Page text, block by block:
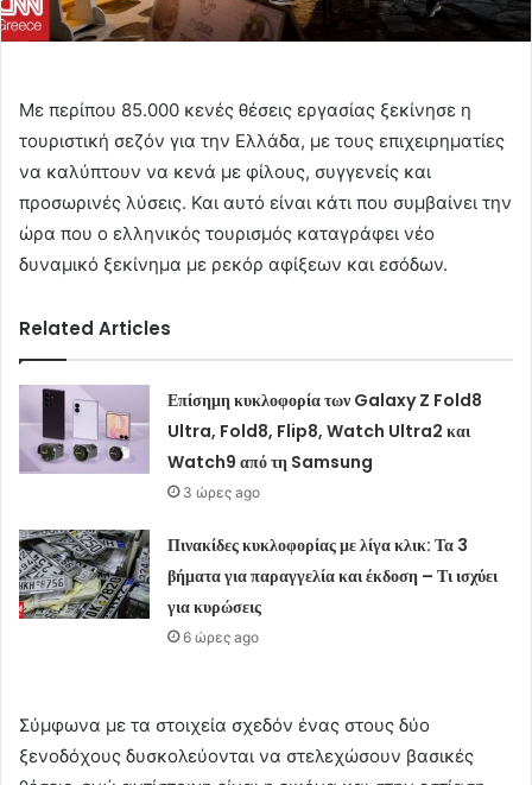
Με περίπου 85.000 κενές θέσεις εργασίας ξεκίνησε η
τουριστική σεζόν για την Ελλάδα, με τους επιχειρηματίες
να καλύπτουν να κενά με φίλους, συγγενείς και
προσωρινές λύσεις. Και αυτό είναι κάτι που συμβαίνει την
ώρα που ο ελληνικός τουρισμός καταγράφει νέο
δυναμικό ξεκίνημα με ρεκόρ αφίξεων και εσόδων.
Related Articles
Επίσημη κυκλοφορία των Galaxy Z Fold8
Ultra, Fold8, Flip8, Watch Ultra2 και
Watch9 από τη Samsung
3 ώρες ago
Πινακίδες κυκλοφορίας με λίγα κλικ: Τα 3
βήματα για παραγγελία και έκδοση – Τι ισχύει
για κυρώσεις
6 ώρες ago
Σύμφωνα με τα στοιχεία σχεδόν ένας στους δύο
ξενοδόχους δυσκολεύονται να στελεχώσουν βασικές